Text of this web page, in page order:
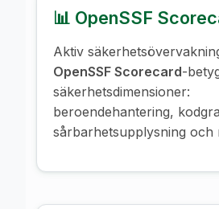
📊 OpenSSF
Aktiv
OpenSSF Scorecard-
säkerhetsdimensioner:
beroendehantering,
sårbarhetsupplysning och